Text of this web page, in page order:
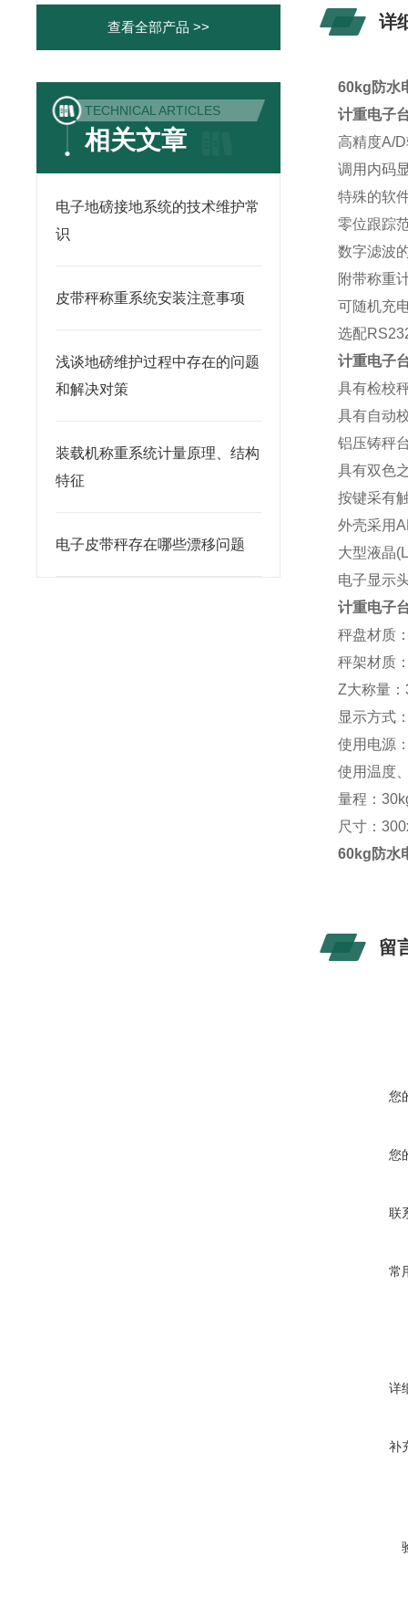
查看全部产品 >>
TECHNICAL ARTICLES
相关文章
电子地磅接地系统的技术维护常
识
皮带秤称重系统安装注意事项
浅谈地磅维护过程中存在的问题
和解决对策
装载机称重系统计量原理、结构
特征
电子皮带秤存在哪些漂移问题
详
60kg防水
计重电子
高精度A/
调用内码
特殊的软
零位跟踪
数字滤波
附带称重
可随机充
选配
计重电子
具有检校
具有自动
铝压铸秤
具有双色
按键采有
外壳采用
大型液晶
电子显示
计重电子
秤盘材质
秤架材质
Z大称量
显示方式
使用电源
使用温度
量程：
尺寸：
60kg防水
留
您
您
联
常
详
补